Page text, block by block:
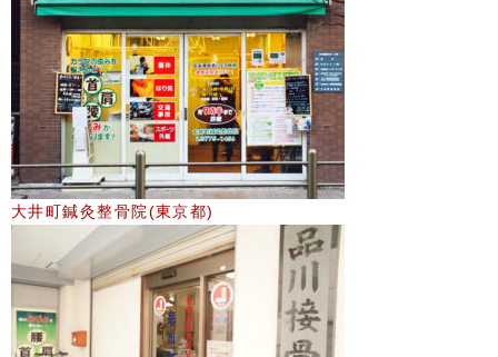
大井町鍼灸整骨院(東京都)